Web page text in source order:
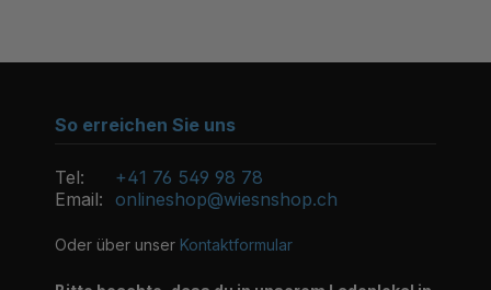
So erreichen Sie uns
Tel:
+41 76 549 98 78
Email: onlineshop@wiesnshop.ch
Oder über unser Kontaktformular